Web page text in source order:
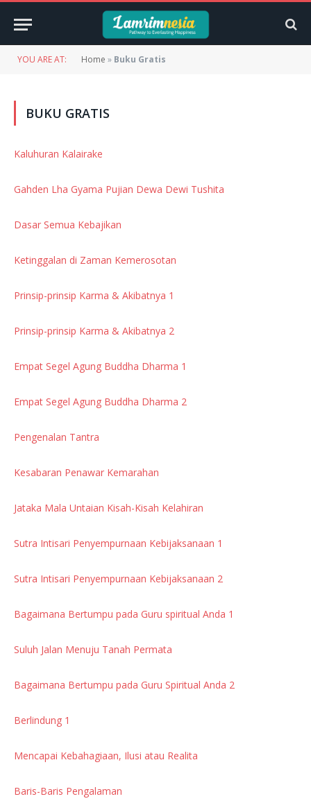
YOU ARE AT: Home » Buku Gratis
BUKU GRATIS
Kaluhuran Kalairake
Gahden Lha Gyama Pujian Dewa Dewi Tushita
Dasar Semua Kebajikan
Ketinggalan di Zaman Kemerosotan
Prinsip-prinsip Karma & Akibatnya 1
Prinsip-prinsip Karma & Akibatnya 2
Empat Segel Agung Buddha Dharma 1
Empat Segel Agung Buddha Dharma 2
Pengenalan Tantra
Kesabaran Penawar Kemarahan
Jataka Mala Untaian Kisah-Kisah Kelahiran
Sutra Intisari Penyempurnaan Kebijaksanaan 1
Sutra Intisari Penyempurnaan Kebijaksanaan 2
Bagaimana Bertumpu pada Guru spiritual Anda 1
Suluh Jalan Menuju Tanah Permata
Bagaimana Bertumpu pada Guru Spiritual Anda 2
Berlindung 1
Mencapai Kebahagiaan, Ilusi atau Realita
Baris-Baris Pengalaman